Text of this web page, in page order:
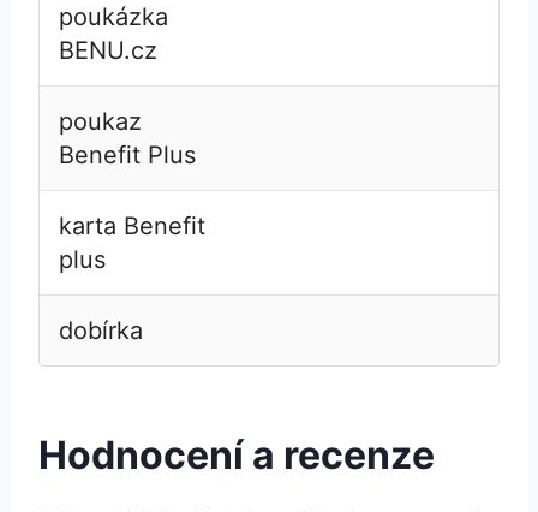
poukázka
BENU.cz
poukaz
Benefit Plus
karta Benefit
plus
dobírka
Hodnocení a recenze